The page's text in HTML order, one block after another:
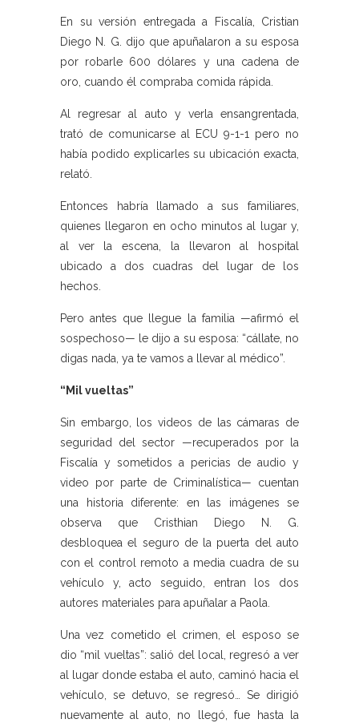
En su versión entregada a Fiscalía, Cristian
Diego N. G. dijo que apuñalaron a su esposa
por robarle 600 dólares y una cadena de
oro, cuando él compraba comida rápida.
Al regresar al auto y verla ensangrentada,
trató de comunicarse al ECU 9-1-1 pero no
había podido explicarles su ubicación exacta,
relató.
Entonces habría llamado a sus familiares,
quienes llegaron en ocho minutos al lugar y,
al ver la escena, la llevaron al hospital
ubicado a dos cuadras del lugar de los
hechos.
Pero antes que llegue la familia —afirmó el
sospechoso— le dijo a su esposa: “cállate, no
digas nada, ya te vamos a llevar al médico”.
“Mil vueltas”
Sin embargo, los videos de las cámaras de
seguridad del sector —recuperados por la
Fiscalía y sometidos a pericias de audio y
video por parte de Criminalística— cuentan
una historia diferente: en las imágenes se
observa que Cristhian Diego N. G.
desbloquea el seguro de la puerta del auto
con el control remoto a media cuadra de su
vehículo y, acto seguido, entran los dos
autores materiales para apuñalar a Paola.
Una vez cometido el crimen, el esposo se
dio “mil vueltas”: salió del local, regresó a ver
al lugar donde estaba el auto, caminó hacia el
vehículo, se detuvo, se regresó… Se dirigió
nuevamente al auto, no llegó, fue hasta la